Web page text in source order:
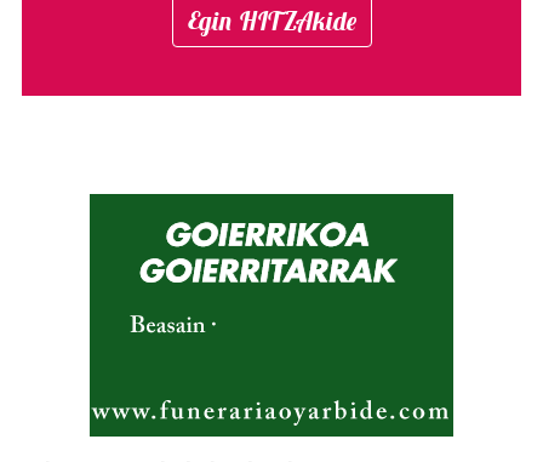
Egin HITZAkide